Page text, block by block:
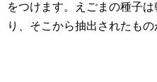
をつけます。えごまの種子
り、そこから抽出されたもの